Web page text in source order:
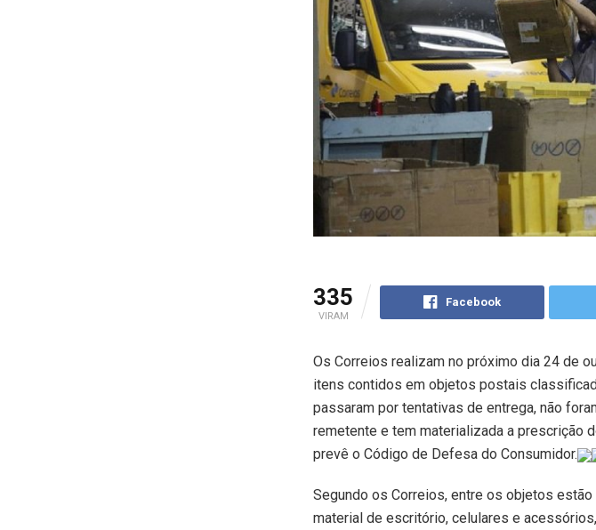
335
VIRAM
Facebook
Os Correios realizam no próximo dia 24 de
itens contidos em objetos postais
passaram por tentativas de entrega, não
remetente e tem materializada a prescrição
prevê o Código de Defesa do Consumidor.
Segundo os Correios, entre os objetos
material de escritório, celulares e